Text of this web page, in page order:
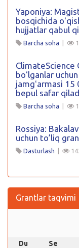
Yaponiya:
bosqichida
hujjatlar qabul
Barcha soha |
ClimateScience
boʻlganlar
jamgʻarmasi 15
bepul safar
Barcha soha |
Rossiya:
uchun to’liq
Dasturlash |
Grantlar taqvimi
Du Se